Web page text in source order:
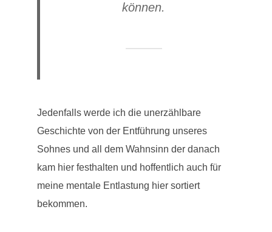
können.
Jedenfalls werde ich die unerzählbare
Geschichte von der Entführung unseres
Sohnes und all dem Wahnsinn der danach
kam hier festhalten und hoffentlich auch für
meine mentale Entlastung hier sortiert
bekommen.